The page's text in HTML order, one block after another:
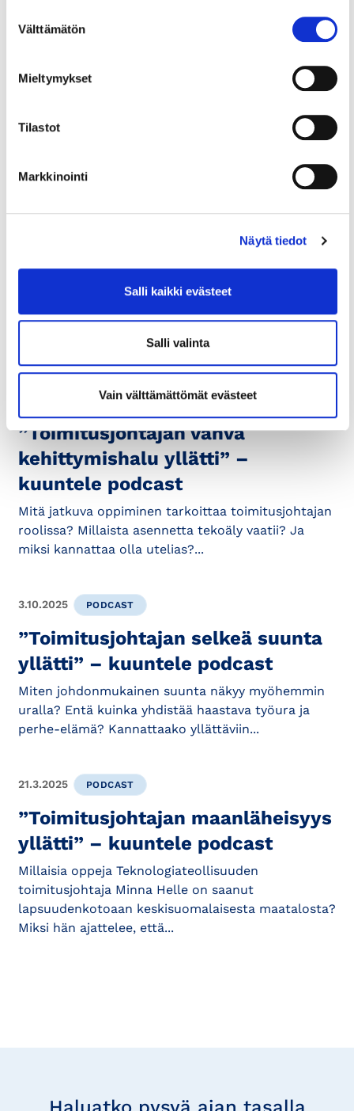
valinta
Välttämätön
Mieltymykset
Tilastot
Markkinointi
Näytä tiedot
Salli kaikki evästeet
Salli valinta
Vain välttämättömät evästeet
Lue myös
PODCAST
”Toimitusjohtajan vahva
kehittymishalu yllätti” –
kuuntele podcast
Mitä jatkuva oppiminen tarkoittaa toimitusjohtajan
roolissa? Millaista asennetta tekoäly vaatii? Ja
miksi kannattaa olla utelias?...
3.10.2025 PODCAST
”Toimitusjohtajan selkeä suunta
yllätti” – kuuntele podcast
Miten johdonmukainen suunta näkyy myöhemmin
uralla? Entä kuinka yhdistää haastava työura ja
perhe-elämä? Kannattaako yllättäviin...
21.3.2025 PODCAST
”Toimitusjohtajan maanläheisyys
yllätti” – kuuntele podcast
Millaisia oppeja Teknologiateollisuuden
toimitusjohtaja Minna Helle on saanut
lapsuudenkotoaan keskisuomalaisesta maatalosta?
Miksi hän ajattelee, että...